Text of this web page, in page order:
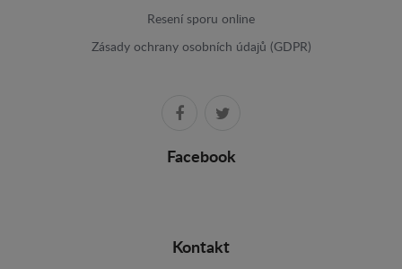
Resení sporu online
Zásady ochrany osobních údajů (GDPR)
Facebook
Kontakt